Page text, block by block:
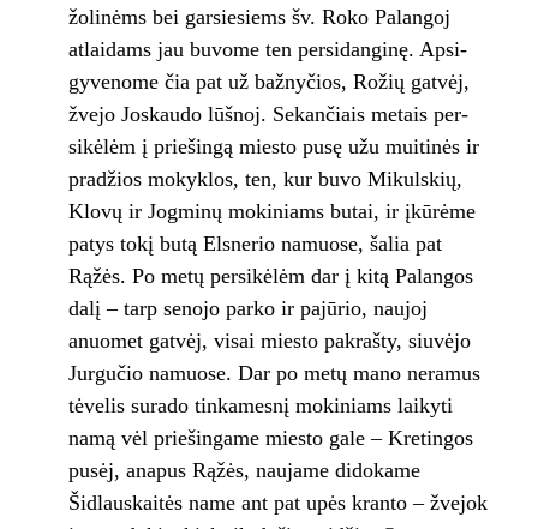
žolinėms bei garsiesiems šv. Roko Palangoj
atlaidams jau buvome ten persidanginę. Apsi­
gyvenome čia pat už bažnyčios, Rožių gatvėj,
žvejo Joskaudo lūšnoj. Sekančiais metais per­
sikėlėm į priešingą miesto pusę užu muitinės ir
pradžios mokyklos, ten, kur buvo Mikulskių,
Klovų ir Jogminų mokiniams butai, ir įkūrė­me
patys tokį butą Elsnerio namuose, šalia pat
Rąžės. Po metų persikėlėm dar į kitą Pa­langos
dalį – tarp senojo parko ir pajūrio, naujoj
anuomet gatvėj, visai miesto pakrašty, siuvėjo
Jurgučio namuose. Dar po metų mano neramus
tėvelis surado tinkamesnį mokiniams laikyti
namą vėl priešingame miesto gale – Kretingos
pusėj, anapus Rąžės, nauja­me didokame
Šidlauskaitės name ant pat upės kranto – žvejok